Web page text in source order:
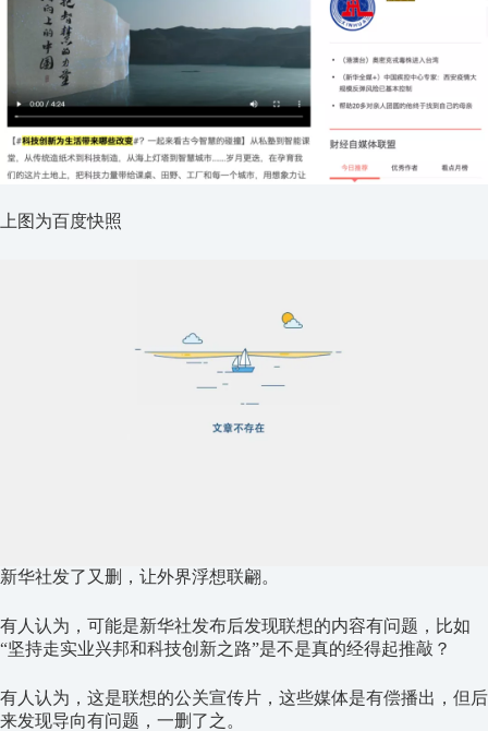
上图为百度快照
新华社发了又删，让外界浮想联翩。
有人认为，可能是新华社发布后发现联想的内容有问题，比如
“坚持走实业兴邦和科技创新之路”是不是真的经得起推敲？
有人认为，这是联想的公关宣传片，这些媒体是有偿播出，但后
来发现导向有问题，一删了之。